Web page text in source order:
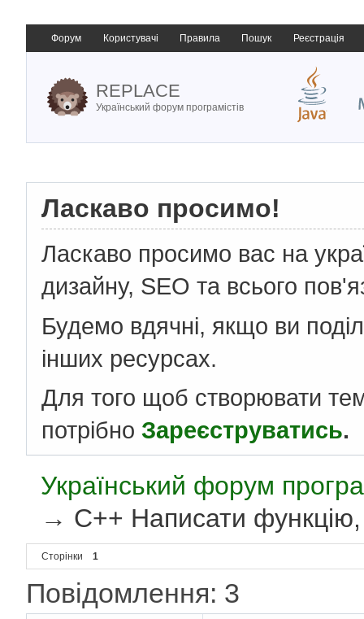
Форум Користувачі Правила Пошук Реєстрація
REPLACE
Український форум програмістів
Ласкаво просимо!
Ласкаво просимо вас на
дизайну, SEO та всього
Будемо вдячні, якщо ви
інших ресурсах.
Для того щоб створювати
потрібно Зареєструватись.
Український форум
→ С++ Написати
Сторінки 1
Повідомлення: 3